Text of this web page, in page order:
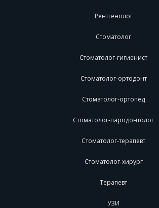
Рентгенолог
Стоматолог
Стоматолог-гигиенист
Стоматолог-ортодонт
Стоматолог-ортопед
Стоматолог-пародонтолог
Стоматолог-терапевт
Стоматолог-хирург
Терапевт
УЗИ